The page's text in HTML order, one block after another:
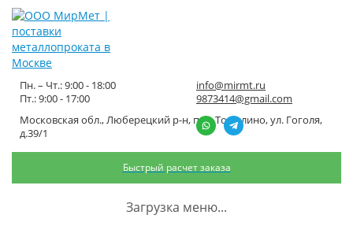
Московская обл., Люберецкий р-н, пос. Томилино, ул. Гоголя,
д.39/1
Пн. – Чт.: 9:00 - 18:00
Пт.: 9:00 - 17:00
info@mirmt.ru
9873414@gmail.com
Быстрый расчет заказа
Загрузка меню...
Продажа металлопроката в
Люберцах